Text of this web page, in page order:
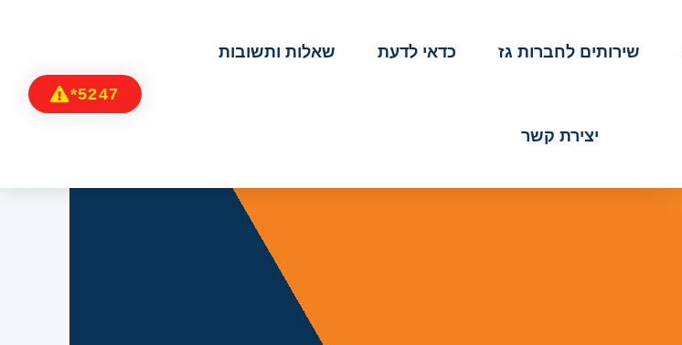
שירותים לחברות גז כדאי לדעת שאלות ותשובות
יצירת קשר
5247*